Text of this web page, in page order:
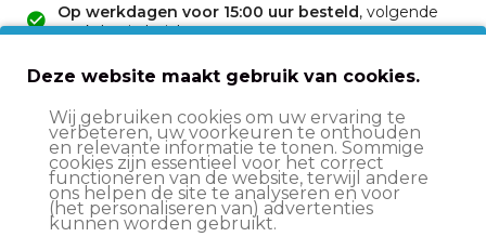
Op werkdagen voor 15:00 uur besteld, volgende
werkdag in huis*
2 jaar garantieop onze producten
Tweede Kans-product
Deze website maakt gebruik van cookies.
Wij gebruiken cookies om uw ervaring te
verbeteren, uw voorkeuren te onthouden
en relevante informatie te tonen. Sommige
cookies zijn essentieel voor het correct
functioneren van de website, terwijl andere
ons helpen de site te analyseren en voor
(het personaliseren van) advertenties
kunnen worden gebruikt.